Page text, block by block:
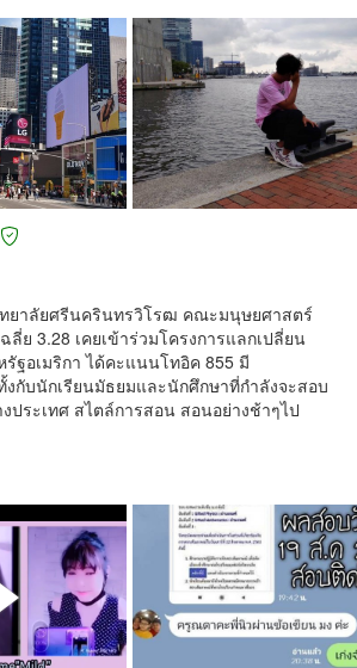
ยาลัยศรีนครินทรวิโรฒ คณะมนุษยศาสตร์
ลี่ย 3.28 เคยเข้าร่วมโครงการแลกเปลี่ยน
ฐอเมริกา ได้คะแนนโทอิค 855 มี
กับนักเรียนมัธยมและนักศึกษาที่กำลังจะสอบ
ประเทศ สไตล์การสอน สอนอย่างช้าๆไป